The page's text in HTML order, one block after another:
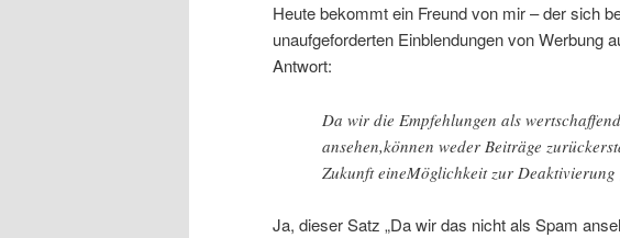
Heute bekommt ein Freund von mir – der sich
unaufgeforderten Einblendungen von Werbung
Antwort:
Da wir die Empfehlungen als
ansehen,können weder Beiträge
Zukunft eineMöglichkeit zur Deaktivierung
Ja, dieser Satz „Da wir das nicht als Spam